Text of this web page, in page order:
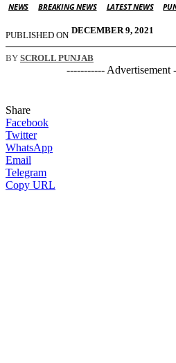
NEWS BREAKING NEWS LATEST NEWS
PUBLISHED ON DECEMBER 9, 2021
BY SCROLL PUNJAB
----------- Advertisement
Share
Facebook
Twitter
WhatsApp
Email
Telegram
Copy URL